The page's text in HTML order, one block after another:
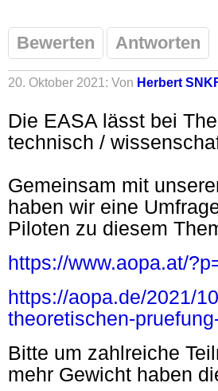
Bewerten Antworten
20. Oktober 2021: Von Herbert
Die EASA lässt bei
technisch /
Gemeinsam mit
haben wir eine
Piloten zu diesem
https://www.aopa.at/
https://aopa.de/2021/
theoretischen-
Bitte um zahlreiche
mehr Gewicht haben